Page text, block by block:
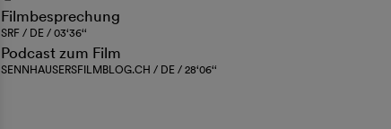
Filmbesprechung
SRF / DE / 03‘36‘‘
Podcast zum Film
SENNHAUSERSFILMBLOG.CH / DE / 28‘06‘‘